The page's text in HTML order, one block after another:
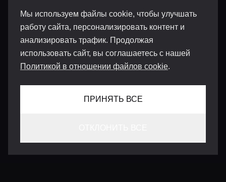
Мы используем файлы cookie, чтобы улучшать
работу сайта, персонализировать контент и
анализировать трафик. Продолжая
использовать сайт, вы соглашаетесь с нашей
Политикой в отношении файлов cookie.
ПРИНЯТЬ ВСЕ